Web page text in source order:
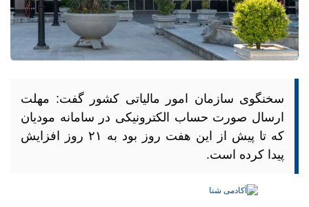
سخنگوی سازمان امور مالیاتی کشور گفت: مهلت
ارسال صورت حساب الکترونیکی در سامانه مودیان
که تا پیش از این هفت روز بود به ۲۱ روز افزایش
پیدا کرده است.